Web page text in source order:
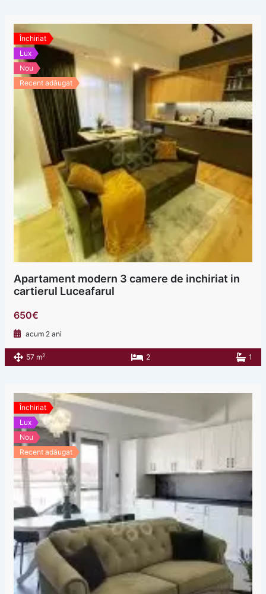
Închiriat
Lux
Nou
Recent adăugat
Apartament modern 3 camere de inchiriat in
cartierul Luceafarul
650€
acum 2 ani
57 m2 2 1
Închiriat
Lux
Nou
Recent adăugat